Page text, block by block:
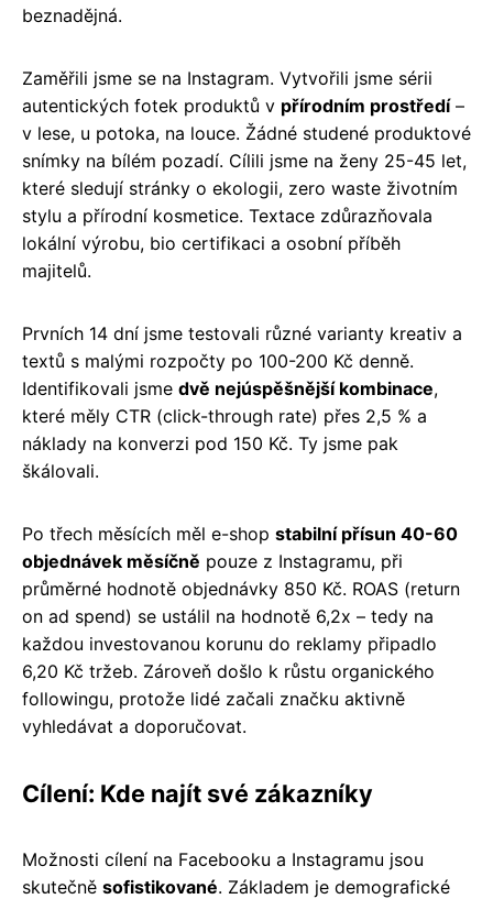
beznadějná.
Zaměřili jsme se na Instagram. Vytvořili jsme sérii
autentických fotek produktů v přírodním prostředí–
v lese, u potoka, na louce. Žádné studené produktové
snímky na bílém pozadí. Cílili jsme na ženy 25-45 let,
které sledují stránky o ekologii, zero waste životním
stylu a přírodní kosmetice. Textace zdůrazňovala
lokální výrobu, bio certifikaci a osobní příběh
majitelů.
Prvních 14 dní jsme testovali různé varianty kreativ a
textů s malými rozpočty po 100-200 Kč denně.
Identifikovali jsme dvě nejúspěšnější kombinace,
které měly CTR (click-through rate) přes 2,5 % a
náklady na konverzi pod 150 Kč. Ty jsme pak
škálovali.
Po třech měsících měl e-shop stabilní přísun 40-60
objednávek měsíčně pouze z Instagramu, při
průměrné hodnotě objednávky 850 Kč. ROAS (return
on ad spend) se ustálil na hodnotě 6,2x – tedy na
každou investovanou korunu do reklamy připadlo
6,20 Kč tržeb. Zároveň došlo k růstu organického
followingu, protože lidé začali značku aktivně
vyhledávat a doporučovat.
Cílení: Kde najít své zákazníky
Možnosti cílení na Facebooku a Instagramu jsou
skutečně sofistikované. Základem je demografické